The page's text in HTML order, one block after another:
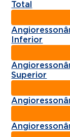
Total
Inferior
Superior